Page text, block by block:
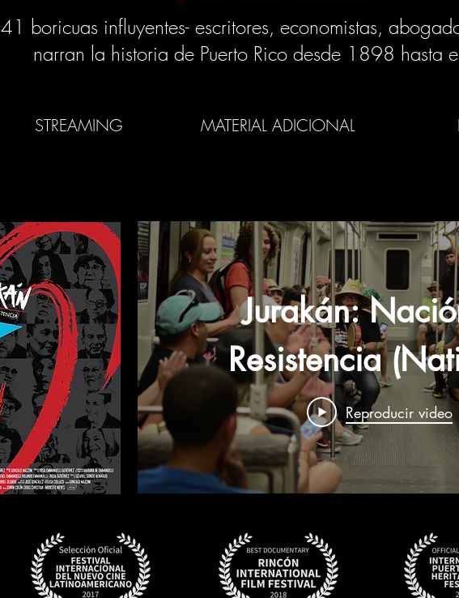
41 boricuas influyentes- escritores, economistas,
narran la historia de Puerto Rico desde 1898 hasta
STREAMING MATERIAL ADICIONAL
Jurakán:
Resistencia
Resistance)Reproducir video